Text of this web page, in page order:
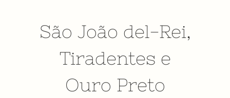
São João del-Rei,
Tiradentes e
Ouro Preto